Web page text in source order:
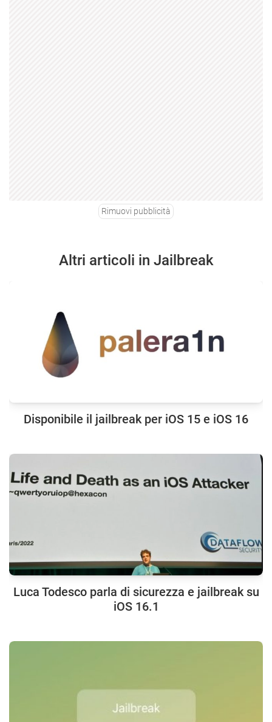
Rimuovi pubblicità
Altri articoli in Jailbreak
Disponibile il jailbreak per iOS 15 e iOS 16
Luca Todesco parla di sicurezza e jailbreak su
iOS 16.1